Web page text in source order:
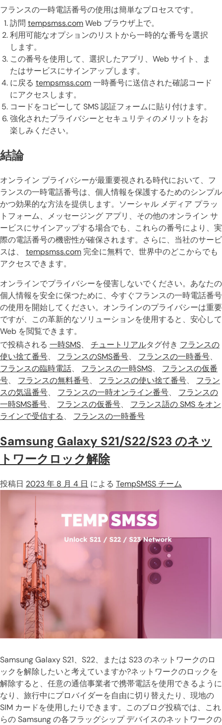
フランスの一時電話番号の使用は簡単なプロセスです。
訪問 tempsmss.comWeb ブラウザ上で。
利用可能なオプションのリストから一時的な番号を選択
します。
この番号を使用して、選択したアプリ、Web サイト、ま
たはサービスにサインアップします。
に戻る tempsmss.com一時番号に送信された確認コード
にアクセスします。
コードをコピーして SMS 認証フォームに貼り付けます。
強化されたプライバシーとセキュリティのメリットをお
楽しみください。
結論
オンライン プライバシーが最重要視される時代において、フ
ランスの一時電話番号は、個人情報を保護するためのシンプル
かつ効果的な方法を提供します。ソーシャル メディア プラッ
トフォーム、メッセージング アプリ、その他のオンライン サ
ービスにサインアップする場合でも、これらの番号により、実
際の電話番号の機密性が確保されます。さらに、当社のサービ
スは、 tempsmss.com 完全に無料で、世界中のどこからでも
アクセスできます。
オンラインでプライバシーを侵害しないでください。あなたの
個人情報を安全に保つために、今すぐフランスの一時電話番号
の使用を開始してください。オンラインのプライバシーは重要
ですが、この革新的なソリューションを使用すると、安心して
Web を閲覧できます。
で投稿される 一時SMS、 チュートリアルタグ付き フランスの
使い捨て番号、 フランスのSMS番号、 フランスの一時番号、
フランスの臨時電話、 フランスの一時SMS、 フランスの仮番
号、 フランスの無料番号、 フランスの使い捨て番号、 フラン
スの気温番号、 フランスの一時オンライン番号、 フランスの
一時SMS番号、 フランスの仮番号、 フランス語の SMS をオン
ラインで受信する、 フランスの一時番号
Samsung Galaxy S21/S22/S23 のネッ
トワークロック解除
投稿日 2023 年 8 月 4 日 による TempSMSS チーム
Samsung Galaxy S21、S22、または S23 のネットワークのロ
ックを解除したいと考えていますか?ネットワークのロックを
解除すると、任意の通信事業者で携帯電話を使用できるように
なり、旅行中にプロバイダーを自由に切り替えたり、現地の
SIM カードを使用したりできます。このブログ投稿では、これ
らの Samsung の各フラッグシップ デバイスのネットワークの